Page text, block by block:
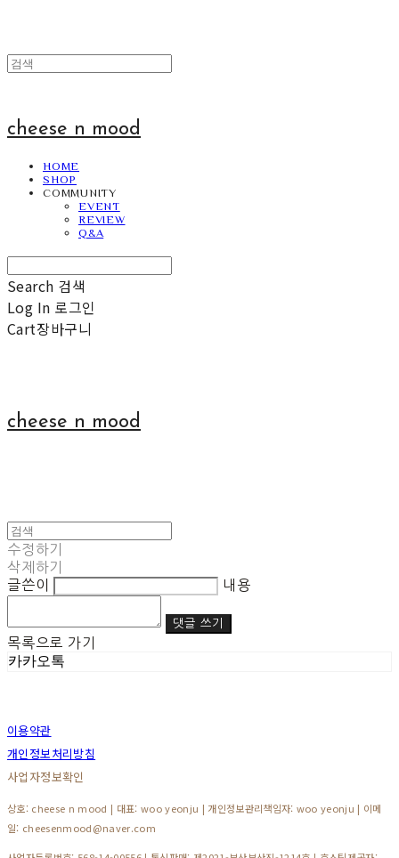
cheese n mood
HOME
SHOP
COMMUNITY
EVENT
REVIEW
Q&A
Search 검색
Log In 로그인
Cart장바구니
cheese n mood
수정하기
삭제하기
글쓴이
내용
댓글 쓰기
목록으로 가기
카카오톡
이용약관
개인정보처리방침
사업자정보확인
상호: cheese n mood | 대표: woo yeonju | 개인정보관리책임자: woo yeonju | 이메
일: cheesenmood@naver.com